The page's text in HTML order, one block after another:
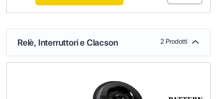
Relè, Interruttori e Clacson 2 Prodotti